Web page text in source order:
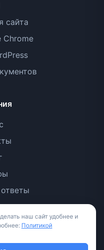
сайта
Chrome
наш сайт удобнее и
Политикой